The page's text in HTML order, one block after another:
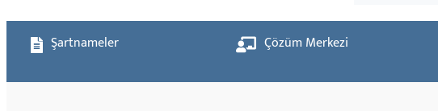
Şartnameler Çözüm Merkezi